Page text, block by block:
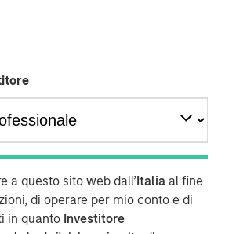
a questo sito web dall’Italia al fine
di operare per mio conto e di
in quanto Investitore
Investment Group have agreed to
of Breitenfeld, approximately 90%
the majority of the stake being
Privatstiftung (a foundation owned
Fortis Privatstiftung (a foundation
Fides Privatstiftung remains the
AG.
we have been successful in
in a specialised niche within the
Jurak, CEO of Breitenfeld AG. “We